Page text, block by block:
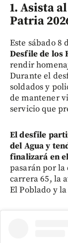
1. Asista
Patria
Este sábado 8
Desfile de los
rendir
Durante el
soldados y
de mantener
servicio que
El desfile
del Agua y
finalizará en
pasarán por la
carrera 65, la
El Poblado y